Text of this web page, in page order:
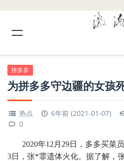
拼多多
为拼多多守边疆的女孩
热点 6年前 (2021-01-07)
0
2020年12月29日，多多买菜
3日，张*霏遗体火化。据了解，